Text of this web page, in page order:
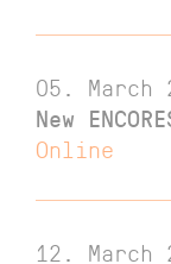
05. March
New
Online
12. March